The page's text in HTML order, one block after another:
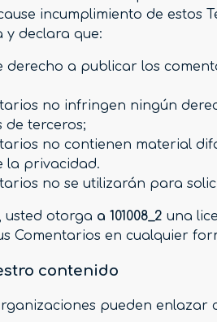
incumplimiento de estos
y declara que:
derecho a publicar los
no infringen ningún
de terceros;
no contienen material
la privacidad.
no se utilizarán para
usted otorga a 101008_2 una
Comentarios en cualquier
contenido
pueden